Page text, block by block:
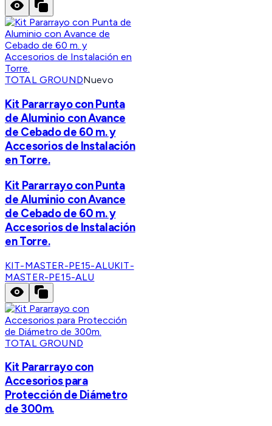
TOTAL GROUNDNuevo
Kit Pararrayo con Punta
de Aluminio con Avance
de Cebado de 60 m. y
Accesorios de Instalación
en Torre.
Kit Pararrayo con Punta
de Aluminio con Avance
de Cebado de 60 m. y
Accesorios de Instalación
en Torre.
KIT-MASTER-PE15-ALUKIT-
MASTER-PE15-ALU
TOTAL GROUND
Kit Pararrayo con
Accesorios para
Protección de Diámetro
de 300m.